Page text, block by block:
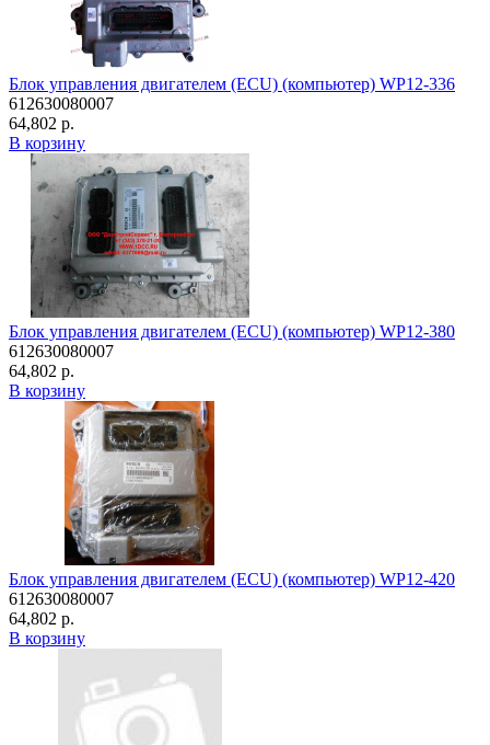
Блок управления двигателем (ECU) (компьютер) WP12-336
612630080007
64,802 р.
В корзину
Блок управления двигателем (ECU) (компьютер) WP12-380
612630080007
64,802 р.
В корзину
Блок управления двигателем (ECU) (компьютер) WP12-420
612630080007
64,802 р.
В корзину